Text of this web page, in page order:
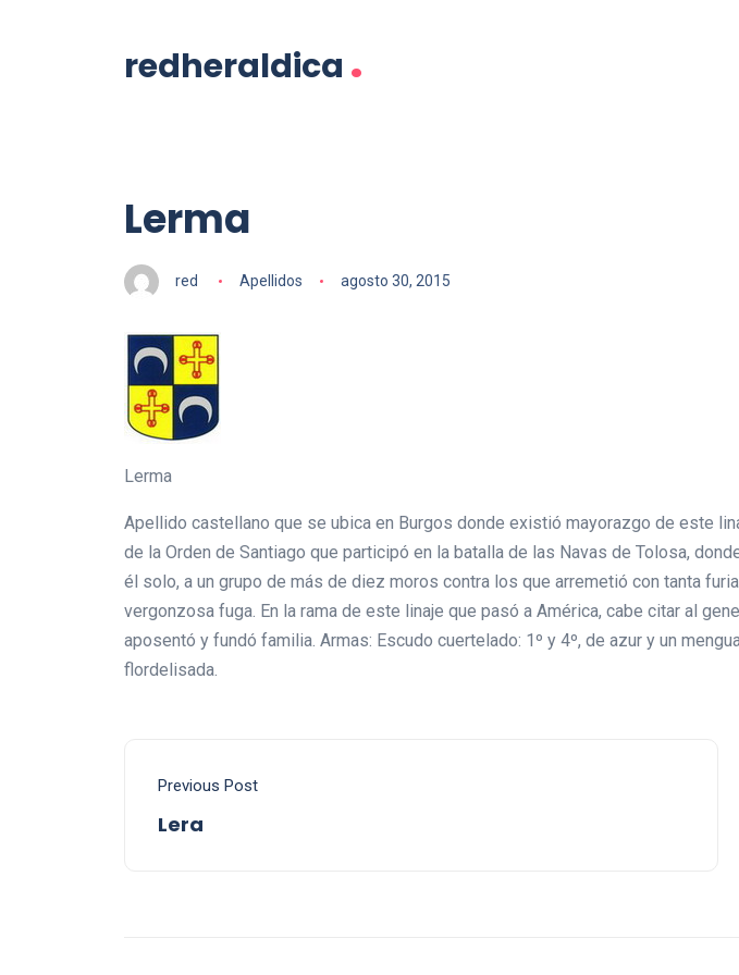
redheraldica .
Lerma
red Apellidos agosto 30, 2015
Lerma
Apellido castellano que se ubica en Burgos donde existió mayorazgo de este
de la Orden de Santiago que participó en la batalla de las Navas de Tolosa,
él solo, a un grupo de más de diez moros contra los que arremetió con tanta
vergonzosa fuga. En la rama de este linaje que pasó a América, cabe citar al
aposentó y fundó familia. Armas: Escudo cuertelado: 1º y 4º, de azur y un
flordelisada.
Previous Post
Lera